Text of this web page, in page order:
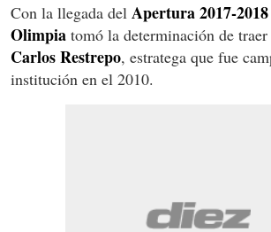
Con la llegada del Apertura 2017-2018
Olimpia tomó la determinación de traer
Carlos Restrepo, estratega que fue
institución en el 2010.